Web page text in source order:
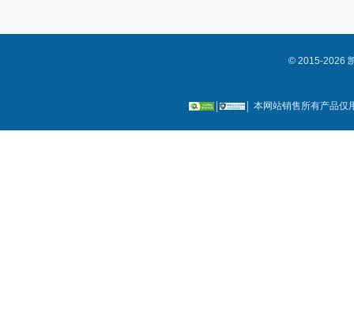
© 2015-2026
本网站销售所有产品仅